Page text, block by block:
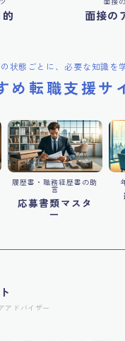
面接の
状態ごとに、必要な知識を
め転職支援サ
履歴書・職務経歴書の助
言
応募書類マスタ
ー
アドバイザー